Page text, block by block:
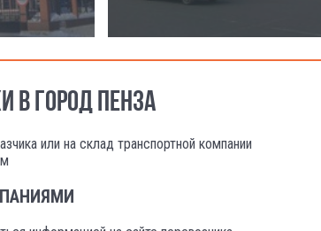
В ГОРОД ПЕНЗА
или на склад транспортной компании